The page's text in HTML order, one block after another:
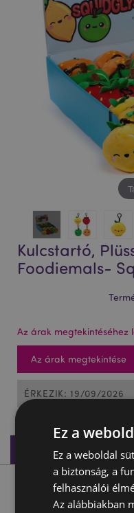
Kulcstartó,
Foodiemals-
Az árak megtekintéséhez
Az árak megtekintése
ÉRKEZIK: 19/09/2026
Termékleírás
Termékleírás
Ez a
Ez a weboldal
a biztonság, a
felhasználói
Az alábbiakban